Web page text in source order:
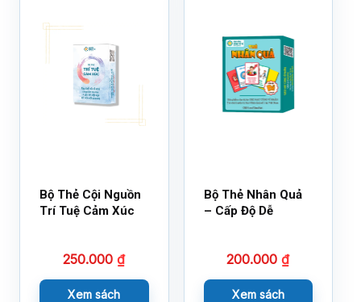
Bộ Thẻ Cội Nguồn
Trí Tuệ Cảm Xúc
250.000₫
Xem sách
Bộ Thẻ Nhân Quả
– Cấp Độ Dễ
200.000₫
Xem sách